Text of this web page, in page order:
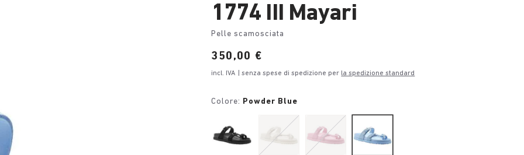
1774 III Mayari
Pelle scamosciata
Price:
350,00 €
incl. IVA | senza spese di spedizione per la spedizione standard
Colore: Powder Blue